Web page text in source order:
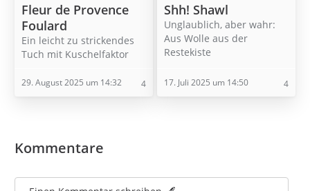
Fleur de Provence
Foulard
Ein leicht zu strickendes
Tuch mit Kuschelfaktor
29. August 2025 um 14:32 4
Shh! Shawl
Unglaublich, aber wahr:
Aus Wolle aus der
Restekiste
17. Juli 2025 um 14:50 4
Kommentare